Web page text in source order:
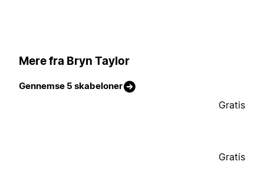
Mere fra Bryn Taylor
Gennemse 5 skabeloner
Gratis
Gratis